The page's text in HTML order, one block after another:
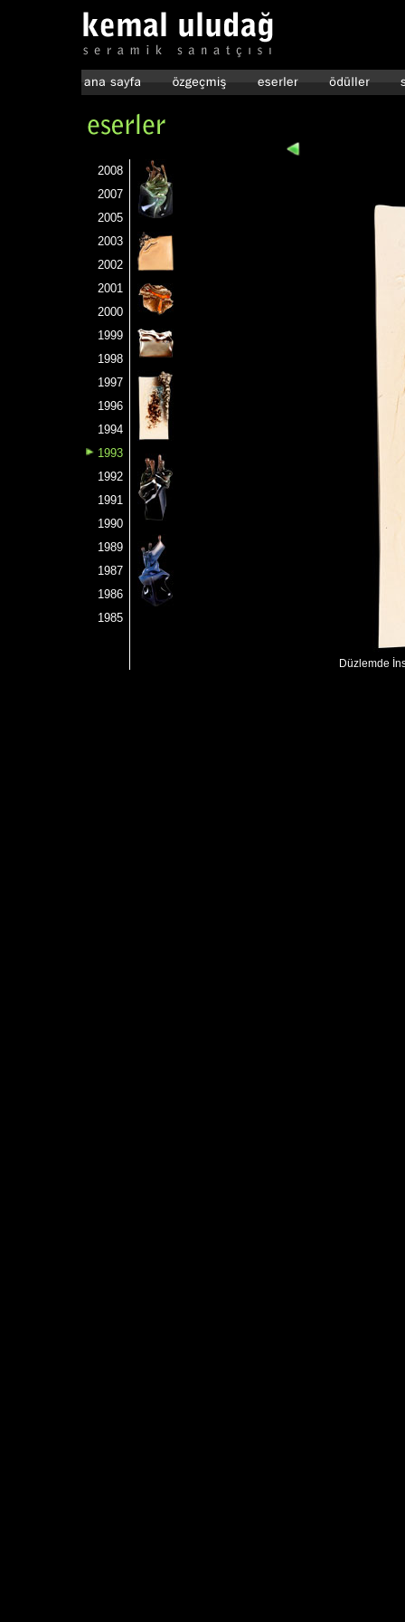
2008
2007
2005
2003
2002
2001
2000
1999
1998
1997
1996
1994
1993
1992
1991
1990
1989
1987
1986
1985
Düzlemde